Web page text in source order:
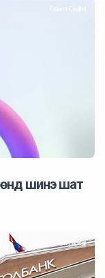
шинэ шат